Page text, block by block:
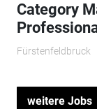
Category
Fürstenfeldbruck
weitere Jobs